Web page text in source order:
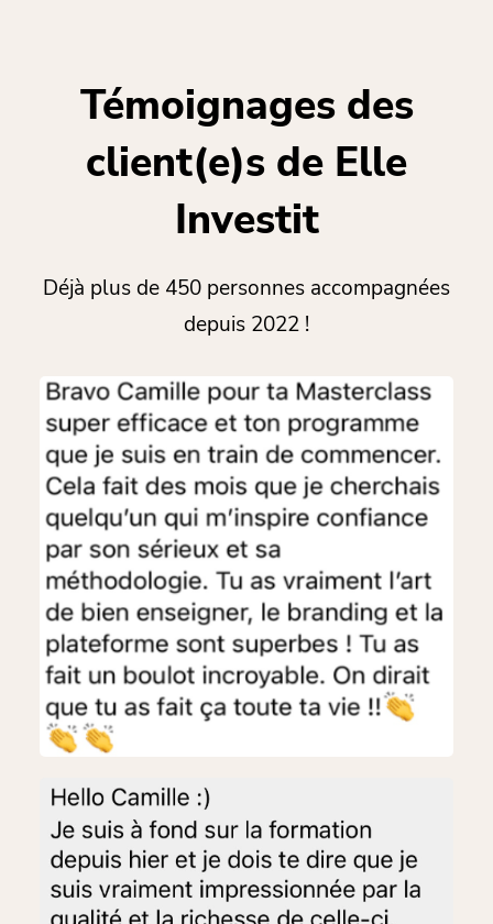
Témoignages des
client(e)s de Elle
Investit
Déjà plus de 450 personnes accompagnées
depuis 2022 !